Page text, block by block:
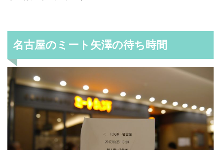
名古屋のミート矢澤の待ち時間